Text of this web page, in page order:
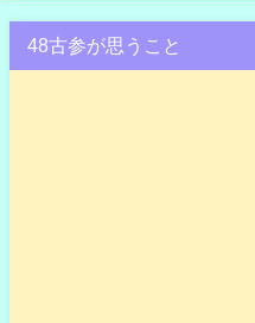
48古参が思うこと